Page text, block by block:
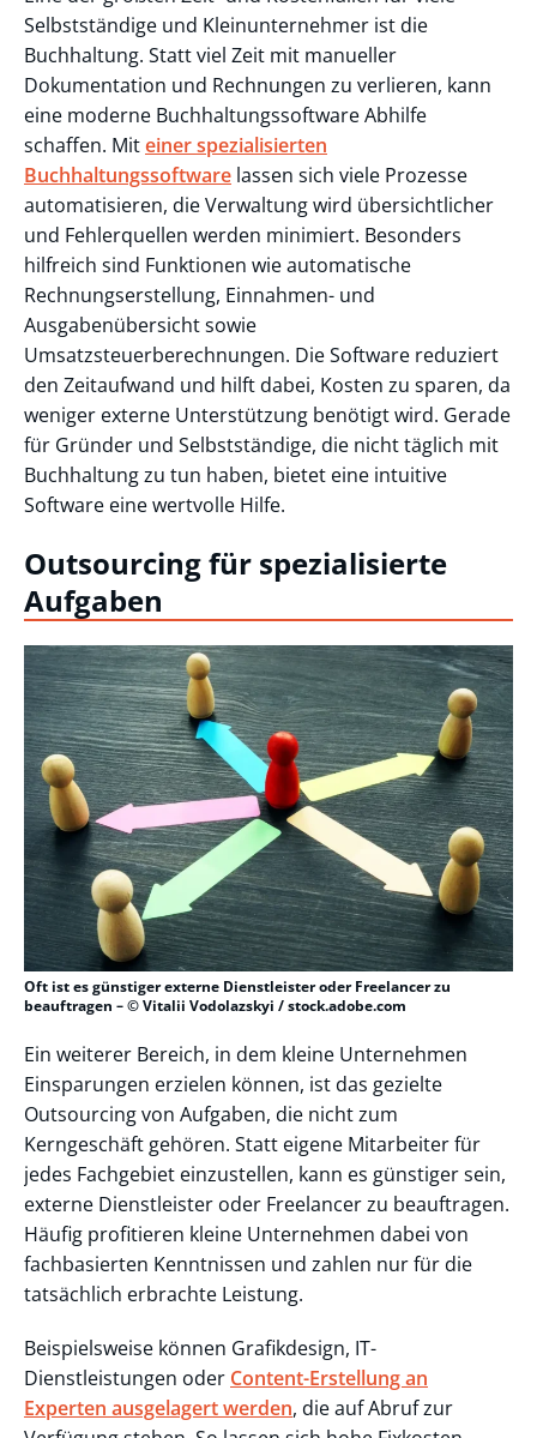
Selbstständige und Kleinunternehmer ist die
Buchhaltung. Statt viel Zeit mit manueller
Dokumentation und Rechnungen zu verlieren, kann
eine moderne Buchhaltungssoftware Abhilfe
schaffen. Miteiner spezialisierten
Buchhaltungssoftware lassen sich viele Prozesse
automatisieren, die Verwaltung wird übersichtlicher
und Fehlerquellen werden minimiert. Besonders
hilfreich sind Funktionen wie automatische
Rechnungserstellung, Einnahmen- und
Ausgabenübersicht sowie
Umsatzsteuerberechnungen. Die Software reduziert
den Zeitaufwand und hilft dabei, Kosten zu sparen, da
weniger externe Unterstützung benötigt wird. Gerade
für Gründer und Selbstständige, die nicht täglich mit
Buchhaltung zu tun haben, bietet eine intuitive
Software eine wertvolle Hilfe.
Outsourcing für spezialisierte
Aufgaben
Oft ist es günstiger externe Dienstleister oder Freelancer zu
beauftragen – © Vitalii Vodolazskyi / stock.adobe.com
Ein weiterer Bereich, in dem kleine Unternehmen
Einsparungen erzielen können, ist das gezielte
Outsourcing von Aufgaben, die nicht zum
Kerngeschäft gehören. Statt eigene Mitarbeiter für
jedes Fachgebiet einzustellen, kann es günstiger sein,
externe Dienstleister oder Freelancer zu beauftragen.
Häufig profitieren kleine Unternehmen dabei von
fachbasierten Kenntnissen und zahlen nur für die
tatsächlich erbrachte Leistung.
Beispielsweise können Grafikdesign, IT-
Dienstleistungen oder Content-Erstellung an
Experten ausgelagert werden, die auf Abruf zur